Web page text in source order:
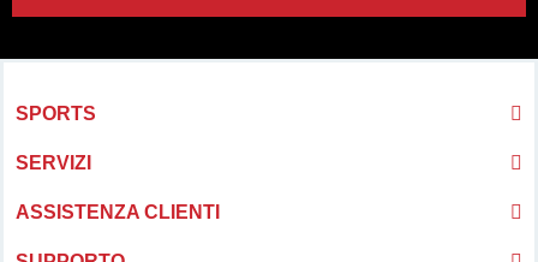
SPORTS
SERVIZI
ASSISTENZA CLIENTI